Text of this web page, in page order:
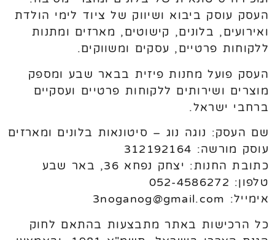
העסק עוסק ביבוא ושיווק של ציוד לימי הולדת
ואירועים, בלונים, קישוטים, מארזים ומתנות
ללקוחות פרטיים, עסקים ומשווקים.
העסק פועל מחנות פיזית בבאר שבע ומספק
מוצרים ושירותים ללקוחות פרטיים ועסקיים
ברחבי ישראל.
שם העסק: נוגה נוג – סיטונאות בלונים ומארזים
עוסק מורשה: 312192164
כתובת החנות: יצחק נפחא 36, באר שבע
טלפון: 052-4586272
אימייל: 3noganog@gmail.com
כל הרכישות באתר מתבצעות בהתאם לחוק